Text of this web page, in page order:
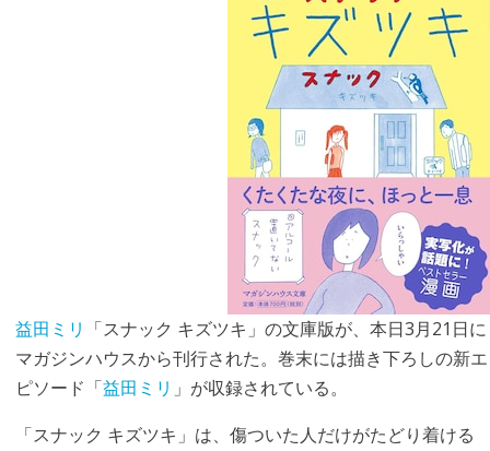
益田ミリ 「スナック キズツキ」の文庫版が、本日3月21日に
マガジンハウスから刊行された。巻末には描き下ろしの新エ
ピソード「益田ミリ 」が収録されている。
「スナック キズツキ」は、傷ついた人だけがたどり着ける